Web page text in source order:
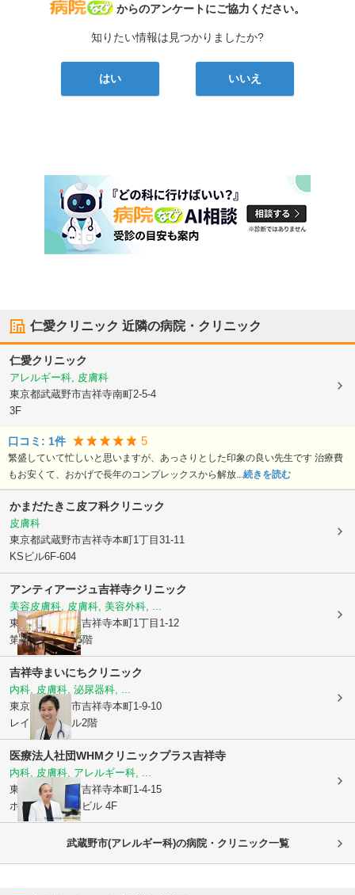
病院なび
からのアンケートにご協力ください。
知りたい情報は見つかりましたか?
はい いいえ
仁愛クリニック 近隣の病院・クリニック
仁愛クリニック
アレルギー科, 皮膚科
東京都武蔵野市吉祥寺南町2-5-4
3F
口コミ: 1件 5
繁盛していて忙しいと思いますが、あっさりとした印象の良い先生です 治療費
もお安くて、おかげで長年のコンプレックスから解放...続きを読む
かまだたきこ皮フ科クリニック
皮膚科
東京都武蔵野市吉祥寺本町1丁目31-11
KSビル6F-604
アンティアージュ吉祥寺クリニック
美容皮膚科, 皮膚科, 美容外科, ...
東京都武蔵野市吉祥寺本町1丁目1-12
第2小野山ビル5階
吉祥寺まいにちクリニック
内科, 皮膚科, 泌尿器科, ...
東京都武蔵野市吉祥寺本町1-9-10
レインボービル2階
医療法人社団WHMクリニックプラス吉祥寺
内科, 皮膚科, アレルギー科, ...
東京都武蔵野市吉祥寺本町1-4-15
ホワイトハウスビル 4F
武蔵野市(アレルギー科)の病院・クリニック一覧